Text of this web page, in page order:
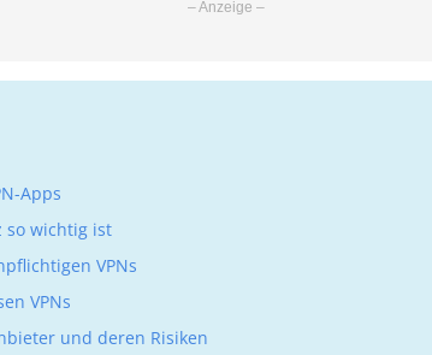
Apps
so wichtig ist
VPNs
VPNs
und deren Risiken